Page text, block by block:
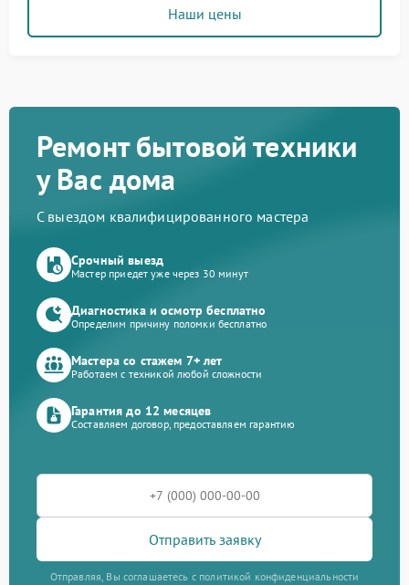
Наши цены
Ремонт бытовой техники
у Вас дома
С выездом квалифицированного мастера
Срочный выезд
Мастер приедет уже через 30 минут
Диагностика и осмотр бесплатно
Определим причину поломки бесплатно
Мастера со стажем 7+ лет
Работаем с техникой любой сложности
Гарантия до 12 месяцев
Составляем договор, предоставляем гарантию
Отправить заявку
Отправляя, Вы соглашаетесь с политикой конфиденциальности